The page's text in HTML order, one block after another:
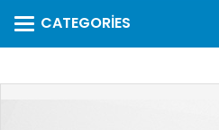
CATEGORIES
Categories